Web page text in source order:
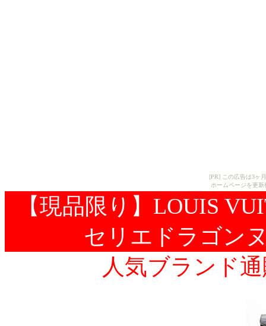
[PR] この広告は3ヶ
ホームページを更
【現品限り】LOUIS
セリエドラゴン
人気ブランド